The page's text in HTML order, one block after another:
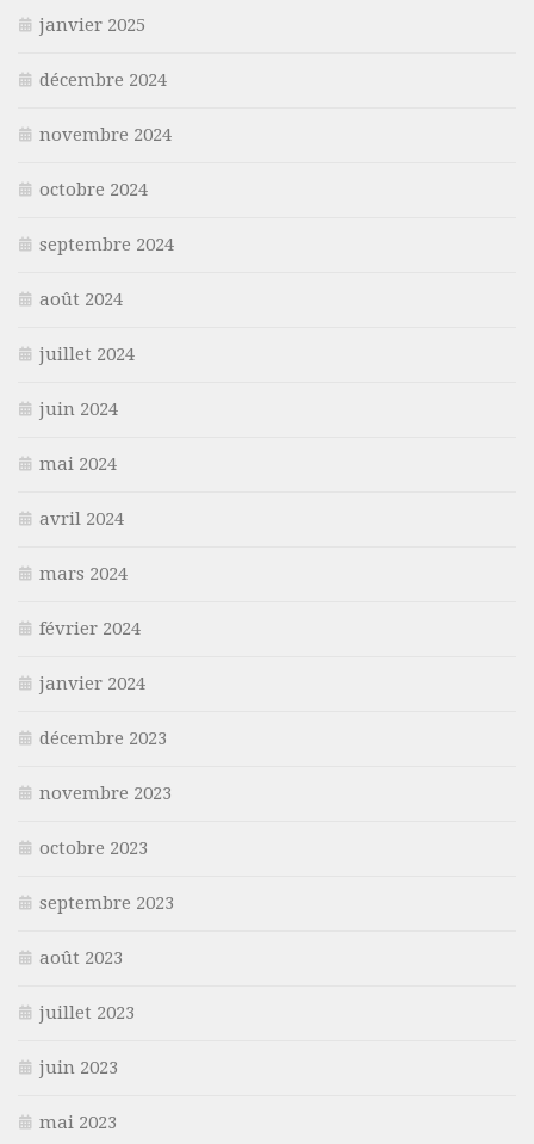
janvier 2025
décembre 2024
novembre 2024
octobre 2024
septembre 2024
août 2024
juillet 2024
juin 2024
mai 2024
avril 2024
mars 2024
février 2024
janvier 2024
décembre 2023
novembre 2023
octobre 2023
septembre 2023
août 2023
juillet 2023
juin 2023
mai 2023